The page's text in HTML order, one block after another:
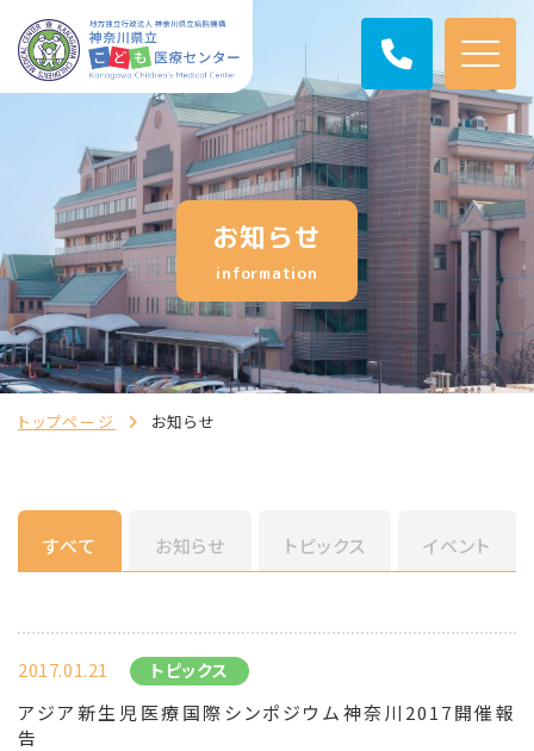
お知らせ
information
トップページ お知らせ
すべて お知らせ トピックス イベント
2017.01.21 トピックス
アジア新生児医療国際シンポジウム神奈川2017開催報
告